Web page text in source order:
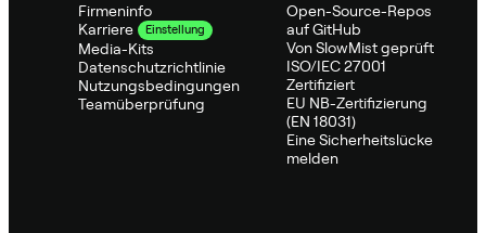
Firmeninfo
Karriere
Einstellung
Media-Kits
Datenschutzrichtlinie
Nutzungsbedingungen
Teamüberprüfung
Open-Source-Repos
auf GitHub
Von SlowMist geprüft
ISO/IEC 27001
Zertifiziert
EU NB-Zertifizierung
(EN 18031)
Eine Sicherheitslücke
melden